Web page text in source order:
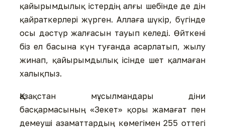
қайырым­дылық істердің алғы шебінде де дін
қайраткерлері жүрген. Аллаға шү­кір, бүгінде
осы дәстүр жалғасын тауып келеді. Өйткені
біз ел басына күн туғанда асарлатып, жылу
жинап, қайырымдылық ісінде шет қалмаған
халықпыз.
Қазақстан мұсылмандары діни
басқармасының «Зекет» қоры жамағат пен
демеуші азаматтардың көмегімен 255 оттегі